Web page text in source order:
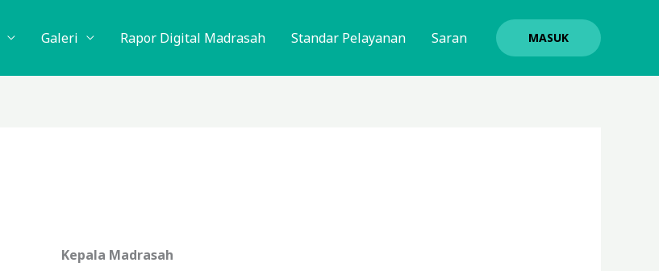
Galeri Rapor Digital Madrasah Standar Pelayanan Saran MASUK
Kepala Madrasah